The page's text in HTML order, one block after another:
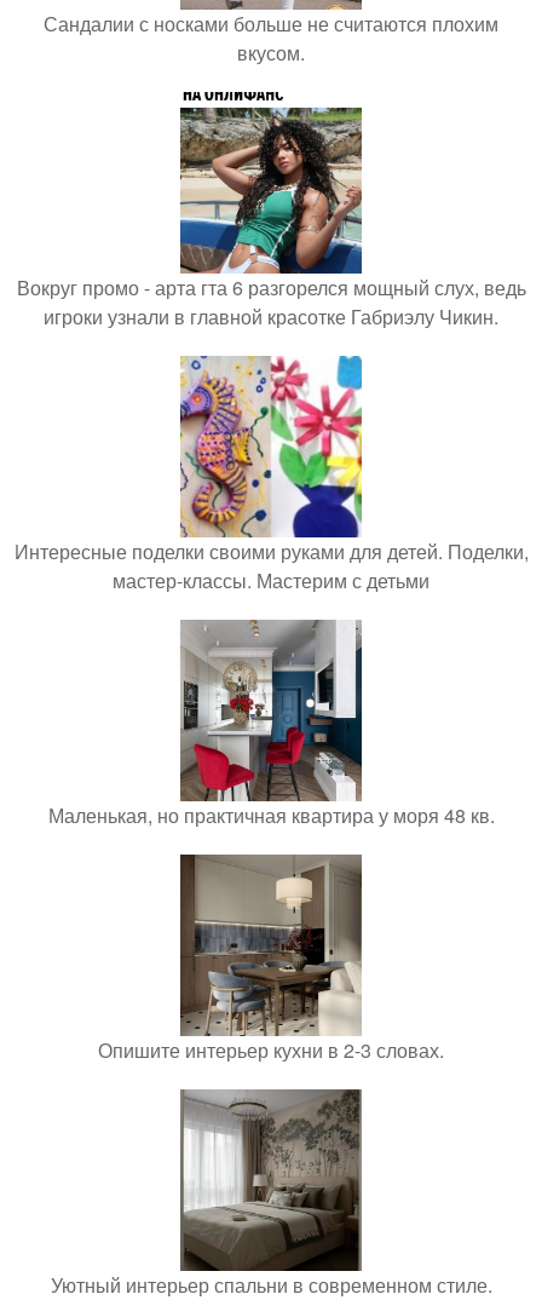
Сандалии с носками больше не считаются плохим
вкусом.
Вокруг промо - арта гта 6 разгорелся мощный слух, ведь
игроки узнали в главной красотке Габриэлу Чикин.
Интересные поделки своими руками для детей. Поделки,
мастер-классы. Мастерим с детьми
Маленькая, но практичная квартира у моря 48 кв.
Опишите интерьер кухни в 2-3 словах.
Уютный интерьер спальни в современном стиле.